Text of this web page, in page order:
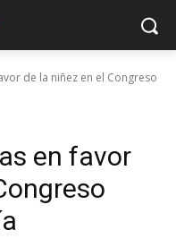
de la niñez en el Congreso
en favor